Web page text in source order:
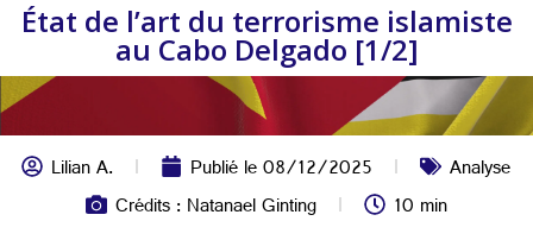
État de l’art du terrorisme islamiste
au Cabo Delgado [1/2]
Lilian A. Publié le08/12/2025
Analyse
Crédits : Natanael Ginting
10 min